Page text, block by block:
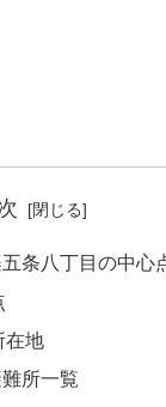
条八丁目の中心
在地
所一覧